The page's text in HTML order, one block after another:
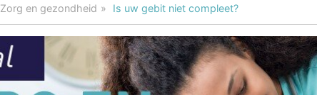
Zorg en gezondheid Is uw gebit niet compleet?